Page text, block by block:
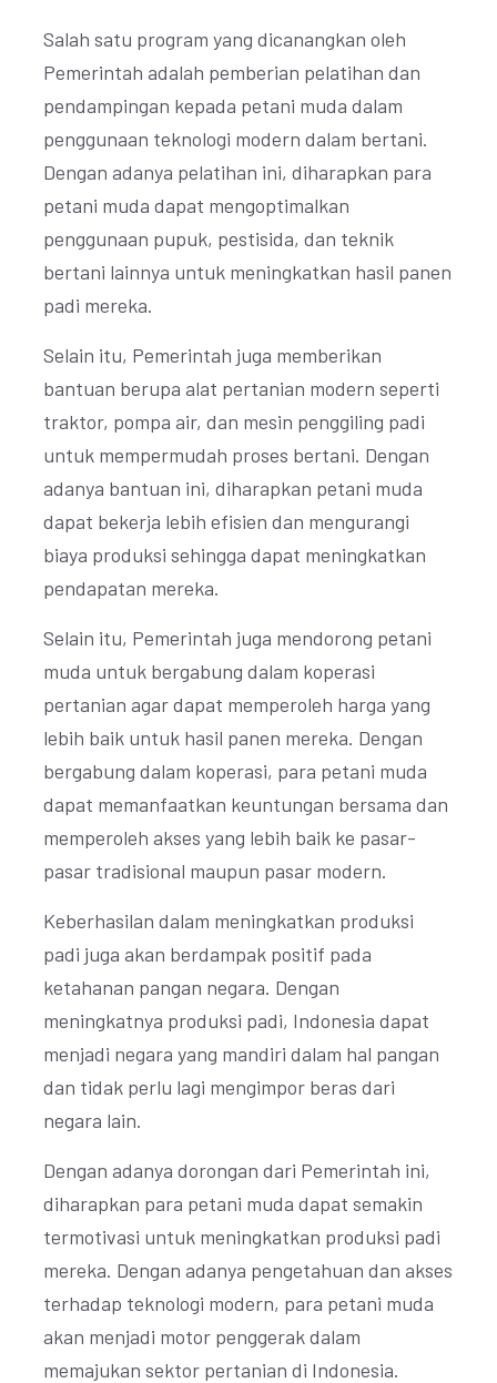
Salah satu program yang dicanangkan oleh
Pemerintah adalah pemberian pelatihan dan
pendampingan kepada petani muda dalam
penggunaan teknologi modern dalam bertani.
Dengan adanya pelatihan ini, diharapkan para
petani muda dapat mengoptimalkan
penggunaan pupuk, pestisida, dan teknik
bertani lainnya untuk meningkatkan hasil panen
padi mereka.
Selain itu, Pemerintah juga memberikan
bantuan berupa alat pertanian modern seperti
traktor, pompa air, dan mesin penggiling padi
untuk mempermudah proses bertani. Dengan
adanya bantuan ini, diharapkan petani muda
dapat bekerja lebih efisien dan mengurangi
biaya produksi sehingga dapat meningkatkan
pendapatan mereka.
Selain itu, Pemerintah juga mendorong petani
muda untuk bergabung dalam koperasi
pertanian agar dapat memperoleh harga yang
lebih baik untuk hasil panen mereka. Dengan
bergabung dalam koperasi, para petani muda
dapat memanfaatkan keuntungan bersama dan
memperoleh akses yang lebih baik ke pasar-
pasar tradisional maupun pasar modern.
Keberhasilan dalam meningkatkan produksi
padi juga akan berdampak positif pada
ketahanan pangan negara. Dengan
meningkatnya produksi padi, Indonesia dapat
menjadi negara yang mandiri dalam hal pangan
dan tidak perlu lagi mengimpor beras dari
negara lain.
Dengan adanya dorongan dari Pemerintah ini,
diharapkan para petani muda dapat semakin
termotivasi untuk meningkatkan produksi padi
mereka. Dengan adanya pengetahuan dan akses
terhadap teknologi modern, para petani muda
akan menjadi motor penggerak dalam
memajukan sektor pertanian di Indonesia.